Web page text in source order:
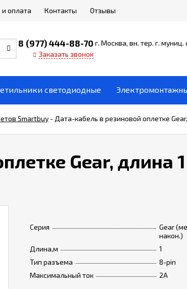
оплата Контакты Отзывы
8 (977) 444-88-70
Заказать звонок
г. Москва, вн. тер. г.
светодиодные
Smartbuy - Дата-кабель в резиновой оплетке
Gear, длина
Серия
Gear
након.)
Длина,м
1
Тип разъема
8-pin
Максимальный ток
2А